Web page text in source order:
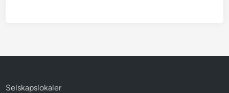
Selskapslokaler